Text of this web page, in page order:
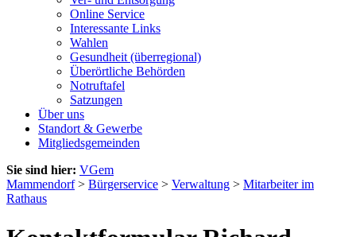
Online Service
Interessante Links
Wahlen
Gesundheit (überregional)
Überörtliche Behörden
Notruftafel
Satzungen
Über uns
Standort & Gewerbe
Mitgliedsgemeinden
Sie sind hier: VGem
Mammendorf> Bürgerservice > Verwaltung > Mitarbeiter im
Rathaus